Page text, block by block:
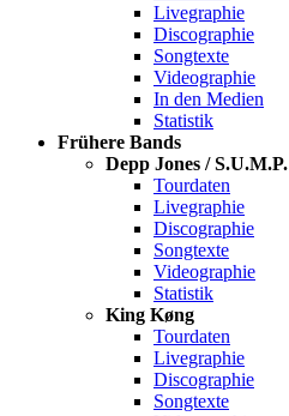
Livegraphie
Discographie
Songtexte
Videographie
In den Medien
Statistik
Frühere Bands
Depp Jones / S.U.M.P.
Tourdaten
Livegraphie
Discographie
Songtexte
Videographie
Statistik
King Køng
Tourdaten
Livegraphie
Discographie
Songtexte